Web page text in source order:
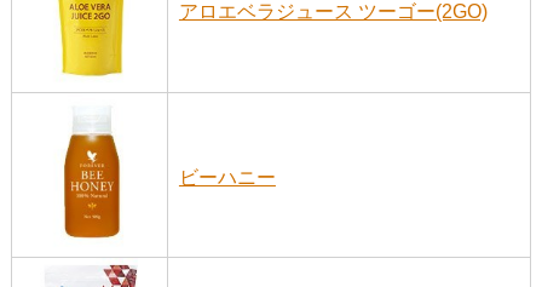
アロエベラジュース ツーゴー(2GO)
ビーハニー